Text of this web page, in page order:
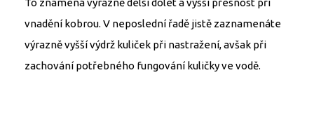
To znamená výrazně delší dolet a vyšší přesnost při
vnadění kobrou. V neposlední řadě jistě zaznamenáte
výrazně vyšší výdrž kuliček při nastražení, avšak při
zachování potřebného fungování kuličky ve vodě.